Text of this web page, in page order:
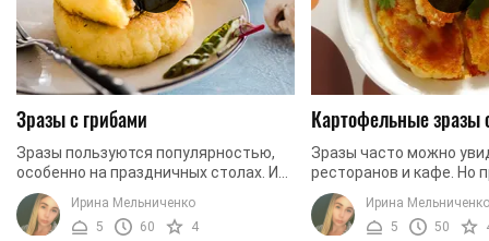
Зразы с грибами
Зразы пользуются популярностью,
особенно на праздничных столах. Их
готовят с разнообразными
начинками, включая мясо, овощи,
измельченные яйца или ...
Ирина Мельниченко
5
60 4
Картофельные
Зразы часто можно
ресторанов и кафе. Но
это блюдо с
домашних условиях.
создать основу, ...
Ирина Мельниченко
5
50